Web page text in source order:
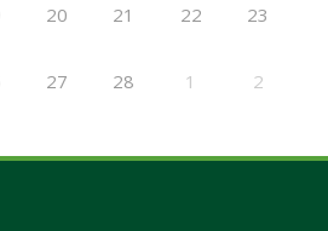
20 21 22 23
27 28 1 2